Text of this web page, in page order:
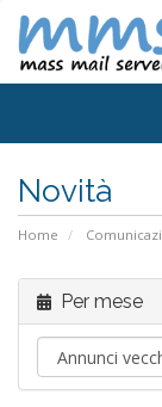
Novità
Home
Per mese